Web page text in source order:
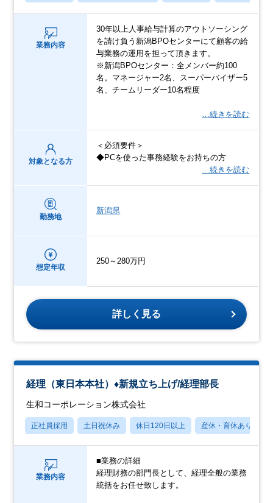
業務内容
30年以上人事給与計算のアウトソーシング
を請け負う新潟BPOセンターにて顧客の給
与業務の運用を担って頂きます。
※新潟BPOセンター：全メンバー約100
名。マネージャー2名、スーパーバイザー5
名、チームリーダー10名程度
…続きを読む
対象となる方
＜必須要件＞
◆PCを使った事務経験をお持ちの方
…続きを読む
勤務地
新潟県
想定年収
250～280万円
詳しく見る
経理（東日本本社）♦新規立ち上げ/経理部長
生和コーポレーション株式会社
正社員採用 土日祝休み 休日120日以上 産休・育休あり
業務内容
■業務の詳細
経理財務の部門長として、経理全般の業務
統括をお任せ致します。